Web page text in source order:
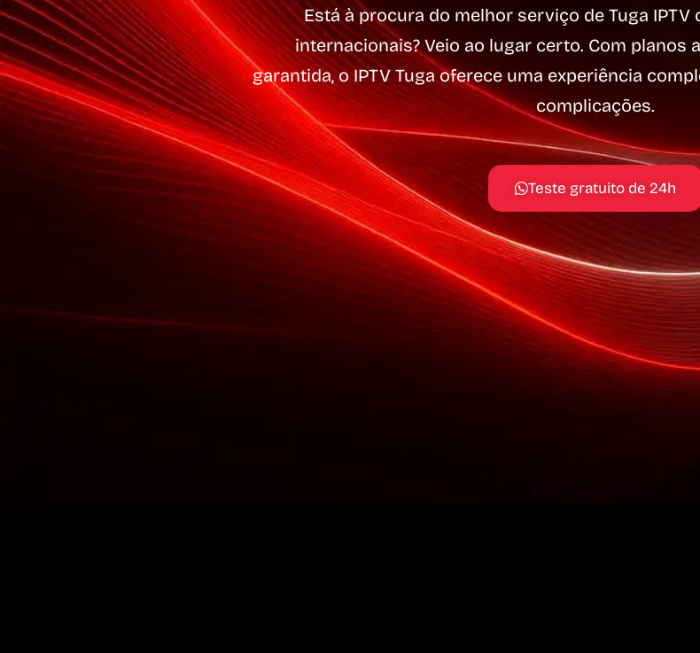
Está à procura do melhor serviço de Tuga IPTV
internacionais? Veio ao lugar certo. Com planos
garantida, o IPTV Tuga oferece uma experiência
complicações.
Teste gratuito de 24h